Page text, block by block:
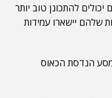
להתכונן טוב יותר
שלהם יישארו עמידות
הנדסת הכאוס